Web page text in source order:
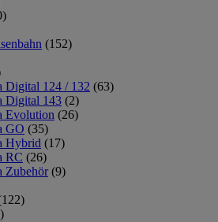
(152)
Digital 124 / 132 (63)
Digital 143 (2)
Evolution (26)
GO (35)
Hybrid (17)
RC (26)
Zubehör (9)